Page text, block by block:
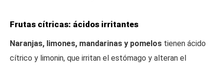
Frutas cítricas: ácidos irritantes
Naranjas, limones, mandarinas y pomelos tienen ácido
cítrico y limonin, que irritan el estómago y alteran el